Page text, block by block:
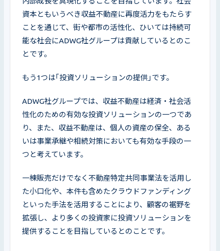
資本ともいうべき収益不動産に再度活力をもたらす
ことを通じて、街や都市の活性化、ひいては持続可
能な社会にADWG社グループは貢献しているとのこ
とです。
もう1つは｢投資ソリューションの提供｣です。
ADWG社グループでは、収益不動産は経済・社会活
性化のための有効な投資ソリューションの一つであ
り、また、収益不動産は、個人の資産の保全、ある
いは事業承継や相続対策においても有効な手段の一
つと考えています。
一棟販売だけでなく不動産特定共同事業法を活用し
た小口化や、本件も含めたクラウドファンディング
といった手法を活用することにより、顧客の裾野を
拡張し、より多くの投資家に投資ソリューションを
提供することを目指しているとのことです。